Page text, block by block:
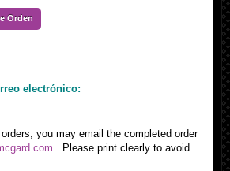
Orden
electrónico:
you may email the completed order
. Please print clearly to avoid